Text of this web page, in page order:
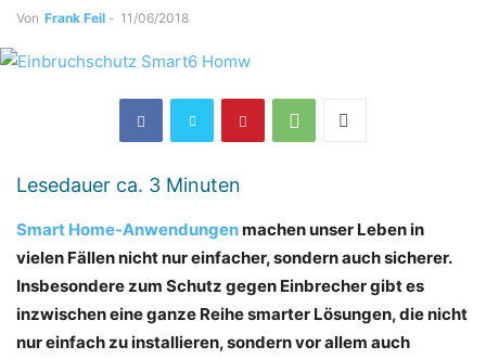
Von Frank Feil - 11/06/2018
Lesedauer ca. 3 Minuten
Smart Home-Anwendungenmachen unser Leben in
vielen Fällen nicht nur einfacher, sondern auch sicherer.
Insbesondere zum Schutz gegen Einbrecher gibt es
inzwischen eine ganze Reihe smarter Lösungen, die nicht
nur einfach zu installieren, sondern vor allem auch